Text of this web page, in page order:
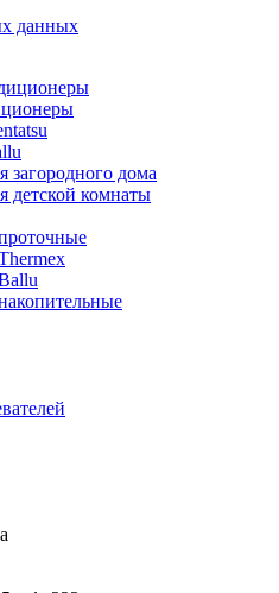
данных
дома
детской комнаты